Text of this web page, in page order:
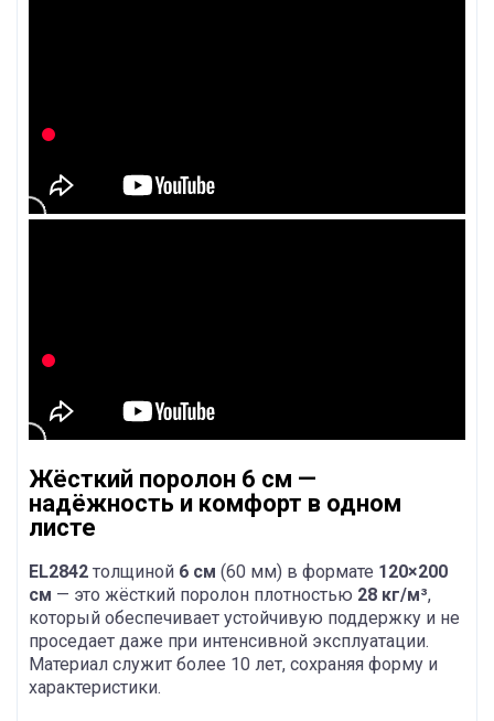
Жёсткий поролон 6 см —
надёжность и комфорт в одном
листе
EL2842 толщиной 6 см (60 мм) в формате 120×200
см — это жёсткий поролон плотностью 28 кг/м³,
который обеспечивает устойчивую поддержку и не
проседает даже при интенсивной эксплуатации.
Материал служит более 10 лет, сохраняя форму и
характеристики.